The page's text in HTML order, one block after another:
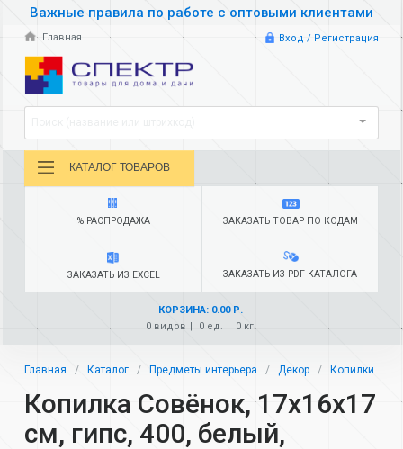
Важные правила по работе с оптовыми клиентами
Главная Вход / Регистрация
КАТАЛОГ ТОВАРОВ
% РАСПРОДАЖА ЗАКАЗАТЬ ТОВАР ПО КОДАМ
ЗАКАЗАТЬ ИЗ EXCEL ЗАКАЗАТЬ ИЗ PDF-КАТАЛОГА
КОРЗИНА: 0.00 Р.
0 видов
0 ед. 0 кг.
Главная Каталог Предметы интерьера Декор Копилки
Копилка Совёнок, 17х16х17
см, гипс, 400, белый,